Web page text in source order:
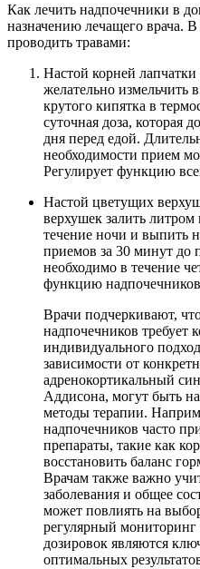
Как лечить надпочечники в
назначению лечащего врача.
проводить травами:
Настой корней
желательно измельчить
крутого кипятка в
суточная доза, которая
дня перед едой.
необходимости прием
Регулирует функцию
Настой цветущих
верхушек залить литром
течение ночи и выпить
приемов за 30 минут
необходимо в течение
функцию
Врачи подчеркивают,
надпочечников требует
индивидуального
зависимости от
адренокортикальный
Аддисона, могут быть
методы терапии.
надпочечников часто
препараты, такие как
восстановить баланс
Врачам также важно
заболевания и общее
может повлиять на
регулярный мониторинг
дозировок являются
оптимальных